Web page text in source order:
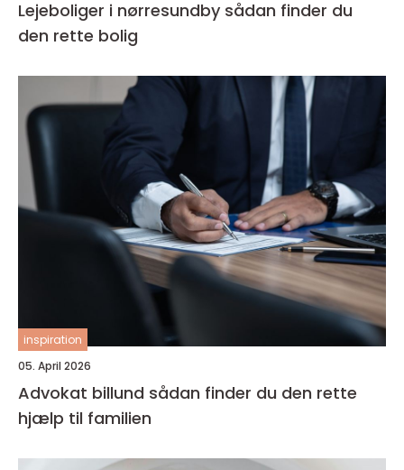
Lejeboliger i nørresundby sådan finder du
den rette bolig
inspiration
05. April 2026
Advokat billund sådan finder du den rette
hjælp til familien